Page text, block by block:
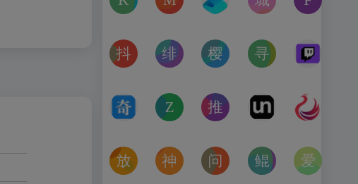
游戏补丁分享网站MCBBS我的世界中文论坛官网入口
转换云（ 高德地图中国主要
抖音课堂
抖音旗下综合学习平台，覆盖抖音、今日头条、西瓜视
绯月论坛
绯月是一个以动漫、游戏、音乐、绘画等为
樱之空动漫
樱之空动漫是一个专为动漫爱
寻宝天行
完美世界官方授权
奇书网
TXT电子书免费下载,TXT全集下载,小说TXT下载,全本完
Zoom Earth
Zoom Earth风暴追踪器，实时天气和卫星图
推次元
推次元a2cy.com(T站)是以
Unblast – 免费
Unblast是免费设
放屁音乐网
在线免费下载全网MP3付费歌曲
神仙代售
神仙代售，专注于游戏账号交易平台多年
问卷星
免费使用问卷星创建问卷调查
鲲Galgame论坛
一个专注于二次元